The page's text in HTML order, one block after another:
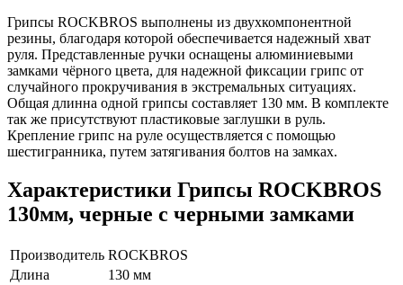
Грипсы ROCKBROS выполнены из двухкомпонентной
резины, благодаря которой обеспечивается надежный хват
руля. Представленные ручки оснащены алюминиевыми
замками чёрного цвета, для надежной фиксации грипс от
случайного прокручивания в экстремальных ситуациях.
Общая длинна одной грипсы составляет 130 мм. В комплекте
так же присутствуют пластиковые заглушки в руль.
Крепление грипс на руле осуществляется с помощью
шестигранника, путем затягивания болтов на замках.
Характеристики Грипсы ROCKBROS
130мм, черные с черными замками
Производитель ROCKBROS
Длина
130 мм